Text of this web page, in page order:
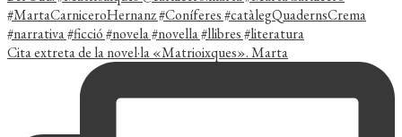
Cita extreta de la novel·la «Matrioixques». Marta